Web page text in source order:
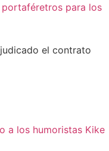
para los
el contrato
a los humoristas Kike